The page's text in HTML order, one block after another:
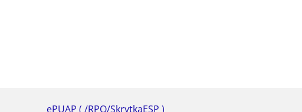
ePUAP ( /RPO/SkrytkaESP )